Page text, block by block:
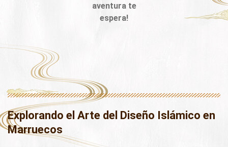
aventura te
espera!
Explorando el Arte del Diseño Islámico en
Marruecos